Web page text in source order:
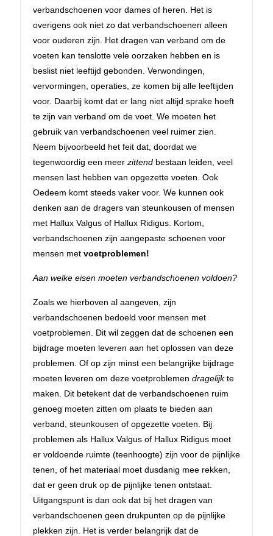
verbandschoenen voor dames of heren. Het is
overigens ook niet zo dat verbandschoenen alleen
voor ouderen zijn. Het dragen van verband om de
voeten kan tenslotte vele oorzaken hebben en is
beslist niet leeftijd gebonden. Verwondingen,
vervormingen, operaties, ze komen bij alle leeftijden
voor. Daarbij komt dat er lang niet altijd sprake hoeft
te zijn van verband om de voet. We moeten het
gebruik van verbandschoenen veel ruimer zien.
Neem bijvoorbeeld het feit dat, doordat we
tegenwoordig een meer zittend bestaan leiden, veel
mensen last hebben van opgezette voeten. Ook
Oedeem komt steeds vaker voor. We kunnen ook
denken aan de dragers van steunkousen of mensen
met Hallux Valgus of Hallux Ridigus. Kortom,
verbandschoenen zijn aangepaste schoenen voor
mensen met voetproblemen!
Aan welke eisen moeten verbandschoenen voldoen?
Zoals we hierboven al aangeven, zijn
verbandschoenen bedoeld voor mensen met
voetproblemen. Dit wil zeggen dat de schoenen een
bijdrage moeten leveren aan het oplossen van deze
problemen. Of op zijn minst een belangrijke bijdrage
moeten leveren om deze voetproblemen dragelijkte
maken. Dit betekent dat de verbandschoenen ruim
genoeg moeten zitten om plaats te bieden aan
verband, steunkousen of opgezette voeten. Bij
problemen als Hallux Valgus of Hallux Ridigus moet
er voldoende ruimte (teenhoogte) zijn voor de pijnlijke
tenen, of het materiaal moet dusdanig mee rekken,
dat er geen druk op de pijnlijke tenen ontstaat.
Uitgangspunt is dan ook dat bij het dragen van
verbandschoenen geen drukpunten op de pijnlijke
plekken zijn. Het is verder belangrijk dat de